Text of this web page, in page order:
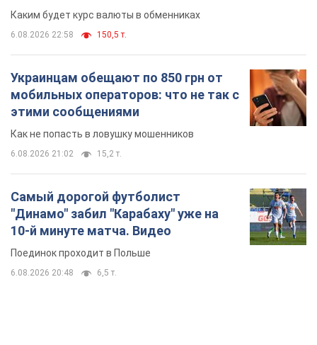
Каким будет курс валюты в обменниках
6.08.2026 22:58 150,5 т.
Украинцам обещают по 850 грн от
мобильных операторов: что не так с
этими сообщениями
Как не попасть в ловушку мошенников
6.08.2026 21:02 15,2 т.
Самый дорогой футболист
"Динамо" забил "Карабаху" уже на
10-й минуте матча. Видео
Поединок проходит в Польше
6.08.2026 20:48 6,5 т.